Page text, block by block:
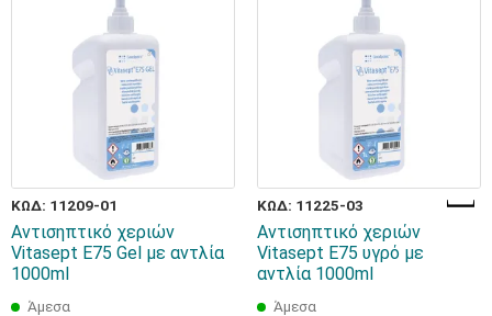
ΚΩΔ: 11209-01
Αντισηπτικό χεριών
Vitasept E75 Gel με αντλία
1000ml
Άμεσα
ΚΩΔ: 11225-03
Αντισηπτικό χεριών
Vitasept E75 υγρό με
αντλία 1000ml
Άμεσα